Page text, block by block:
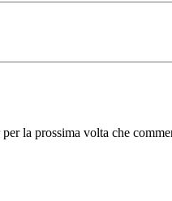
la prossima volta che